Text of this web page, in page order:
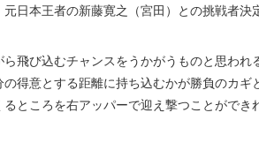
日本王者の新藤寛之（宮田）との挑戦者
飛び込むチャンスをうかがうものと思われ
得意とする距離に持ち込むかが勝負のカギ
ところを右アッパーで迎え撃つことがで